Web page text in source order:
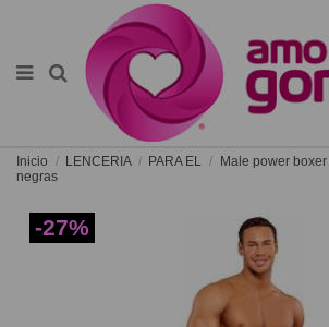
Inicio LENCERIA PARA EL
Male power
negras
-27%